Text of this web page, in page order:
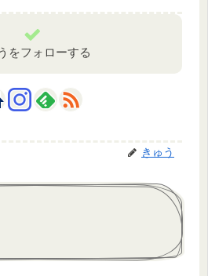
をフォローする
きゅう